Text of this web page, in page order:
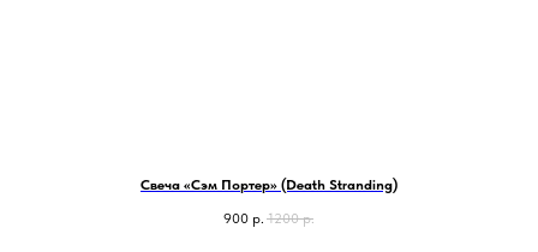
Свеча «Сэм Портер» (Death Stranding)
900 р. 1200 р.